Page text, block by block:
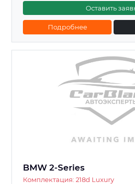
Оставить
Подробнее
BMW 2-Series
Комплектация: 218d Luxury